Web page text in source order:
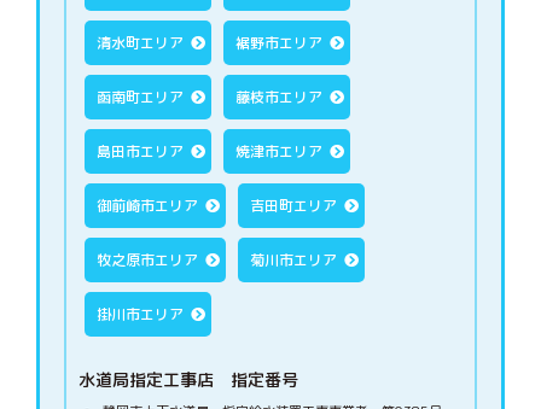
清水町エリア 裾野市エリア
函南町エリア 藤枝市エリア
島田市エリア 焼津市エリア
御前崎市エリア 吉田町エリア
牧之原市エリア 菊川市エリア
掛川市エリア
水道局指定工事店 指定番号